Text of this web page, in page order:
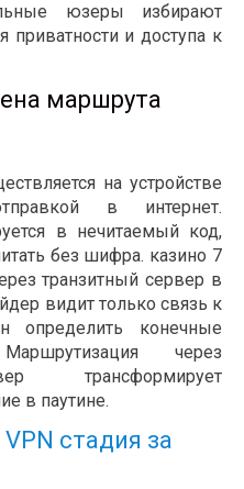
юзеры избирают
и доступа к
маршрута
на устройстве
в интернет.
в нечитаемый код,
без шифра. казино 7
транзитный сервер в
видит только связь к
определить конечные
через
трансформирует
в паутине.
стадия за